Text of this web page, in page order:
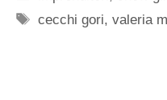
Tag
cecchi gori,valeria